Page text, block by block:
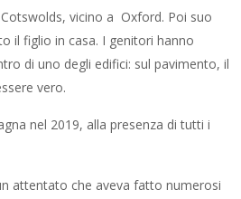
vicino a Oxford. Poi suo
il figlio in casa. I genitori hanno
di uno degli edifici: sul pavimento, il
vero.
nel 2019, alla presenza di tutti i
attentato che aveva fatto numerosi